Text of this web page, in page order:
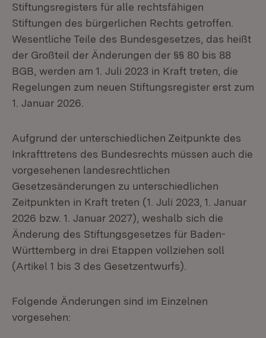
Stiftungsregisters für alle rechtsfähigen
Stiftungen des bürgerlichen Rechts getroffen.
Wesentliche Teile des Bundesgesetzes, das heißt
der Großteil der Änderungen der §§ 80 bis 88
BGB, werden am 1. Juli 2023 in Kraft treten, die
Regelungen zum neuen Stiftungsregister erst zum
1. Januar 2026.
Aufgrund der unterschiedlichen Zeitpunkte des
Inkrafttretens des Bundesrechts müssen auch die
vorgesehenen landesrechtlichen
Gesetzesänderungen zu unterschiedlichen
Zeitpunkten in Kraft treten (1. Juli 2023, 1. Januar
2026 bzw. 1. Januar 2027), weshalb sich die
Änderung des Stiftungsgesetzes für Baden-
Württemberg in drei Etappen vollziehen soll
(Artikel 1 bis 3 des Gesetzentwurfs).
Folgende Änderungen sind im Einzelnen
vorgesehen: